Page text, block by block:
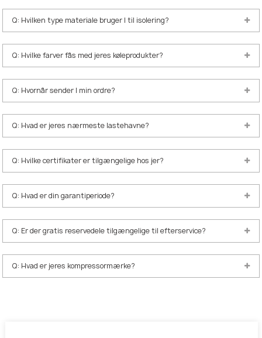
Q: Hvilken type materiale bruger I til isolering?
Q: Hvilke farver fås med jeres køleprodukter?
Q: Hvornår sender I min ordre?
Q: Hvad er jeres nærmeste lastehavne?
Q: Hvilke certifikater er tilgængelige hos jer?
Q: Hvad er din garantiperiode?
Q: Er der gratis reservedele tilgængelige til efterservice?
Q: Hvad er jeres kompressormærke?